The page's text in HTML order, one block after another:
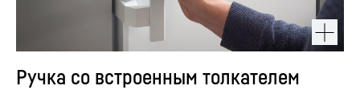
Ручка со встроенным толкателем